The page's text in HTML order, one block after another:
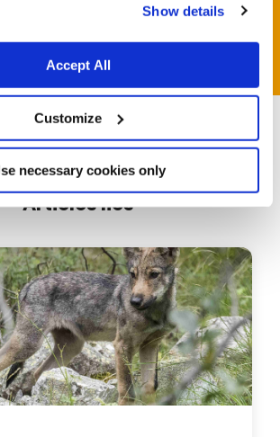
Show details
Accept All
Customize
necessary cookies only
Articles liés